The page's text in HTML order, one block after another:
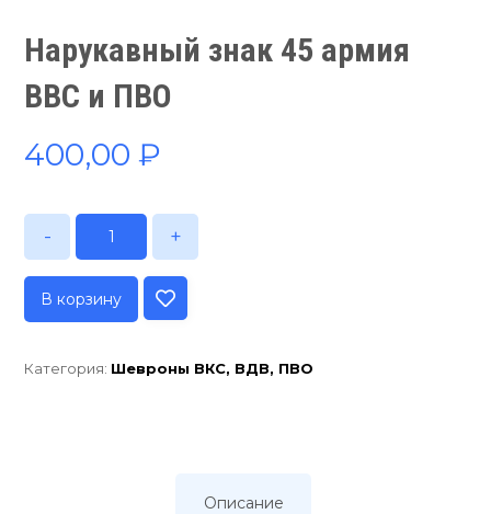
Нарукавный знак 45 армия
ВВС и ПВО
400,00₽
- +
В корзину
Категория: Шевроны ВКС, ВДВ, ПВО
Описание